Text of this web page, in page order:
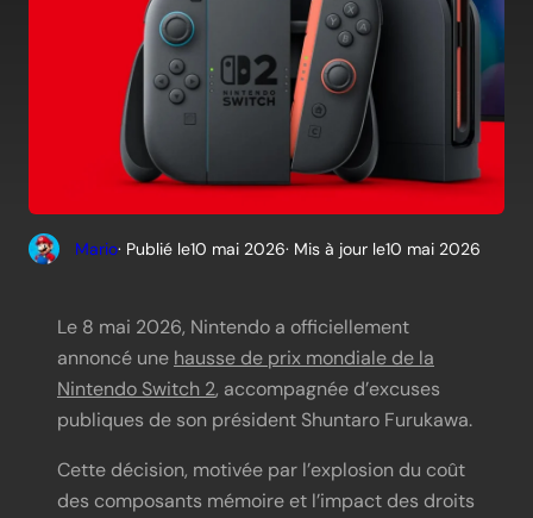
Mario· Publié le10 mai 2026· Mis à jour le10 mai 2026
Le 8 mai 2026, Nintendo a officiellement
annoncé une hausse de prix mondiale de la
Nintendo Switch 2, accompagnée d’excuses
publiques de son président Shuntaro Furukawa.
Cette décision, motivée par l’explosion du coût
des composants mémoire et l’impact des droits